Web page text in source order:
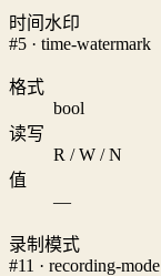
时间水印
#5 · time-watermark
格式
bool
读写
R / W / N
值
—
录制模式
#11 · recording-mode